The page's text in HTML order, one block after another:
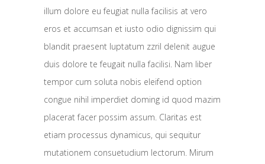
illum dolore eu feugiat nulla facilisis at vero
eros et accumsan et iusto odio dignissim qui
blandit praesent luptatum zzril delenit augue
duis dolore te feugait nulla facilisi. Nam liber
tempor cum soluta nobis eleifend option
congue nihil imperdiet doming id quod mazim
placerat facer possim assum. Claritas est
etiam processus dynamicus, qui sequitur
mutationem consuetudium lectorum. Mirum